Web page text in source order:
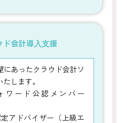
ド会計導⼊⽀援
にあったクラウド会計ソ
します。
ワード公認メンバー
アドバイザー（上級エ